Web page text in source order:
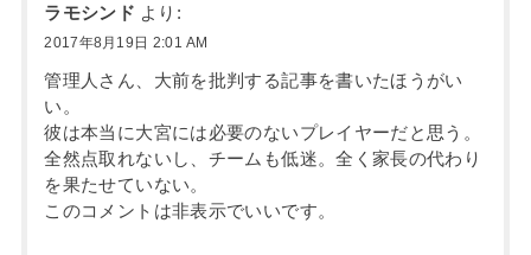
ラモシンド より:
2017年8月19日 2:01 AM
管理人さん、大前を批判する記事を書いたほうがい
い。
彼は本当に大宮には必要のないプレイヤーだと思う。
全然点取れないし、チームも低迷。全く家長の代わり
を果たせていない。
このコメントは非表示でいいです。